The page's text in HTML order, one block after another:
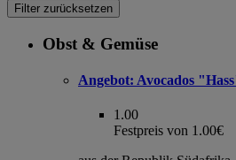
Filter zurücksetzen
Obst & Gemüse
Angebot: Avocados
1.00
Festpreis von 1.00€